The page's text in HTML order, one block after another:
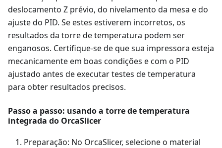
deslocamento Z prévio, do nivelamento da mesa e do
ajuste do PID. Se estes estiverem incorretos, os
resultados da torre de temperatura podem ser
enganosos. Certifique-se de que sua impressora esteja
mecanicamente em boas condições e com o PID
ajustado antes de executar testes de temperatura
para obter resultados precisos.
Passo a passo: usando a torre de temperatura
integrada do OrcaSlicer
Preparação: No OrcaSlicer, selecione o material